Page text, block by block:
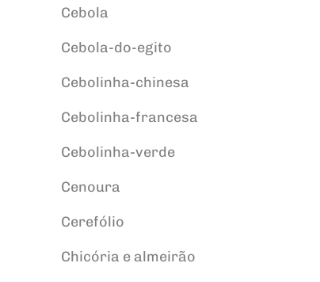
Cebola
Cebola-do-egito
Cebolinha-chinesa
Cebolinha-francesa
Cebolinha-verde
Cenoura
Cerefólio
Chicória e almeirão